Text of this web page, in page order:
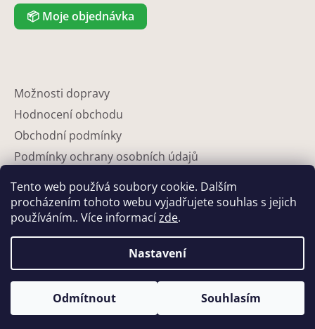
Tento web používá soubory cookie. Dalším
procházením tohoto webu vyjadřujete souhlas s jejich
používáním.. Více informacízde.
Nastavení
Odmítnout Souhlasím
📦 Moje objednávka
Možnosti dopravy
Hodnocení obchodu
Obchodní podmínky
Podmínky ochrany osobních údajů
Partneři
Kontakty
Copyright 2026Eshop-květináče. Všechna práva vyhrazena.